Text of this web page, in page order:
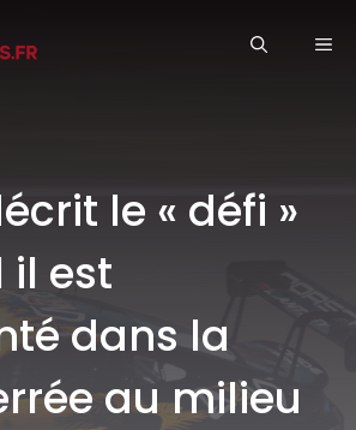
le « défi »
il est
dans la
au milieu